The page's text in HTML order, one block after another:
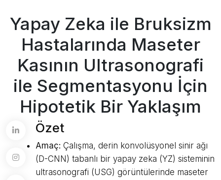
Yapay Zeka ile Bruksizm
Hastalarında Maseter
Kasının Ultrasonografi
ile Segmentasyonu İçin
Hipotetik Bir Yaklaşım
Özet
Amaç: Çalışma, derin konvolüsyonel sinir ağı
(D-CNN) tabanlı bir yapay zeka (YZ) sisteminin
ultrasonografi (USG) görüntülerinde maseter